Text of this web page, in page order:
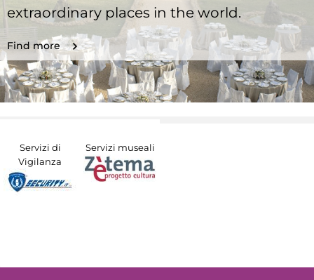
extraordinary places in the world.
Find more
Servizi di
Vigilanza
Servizi museali